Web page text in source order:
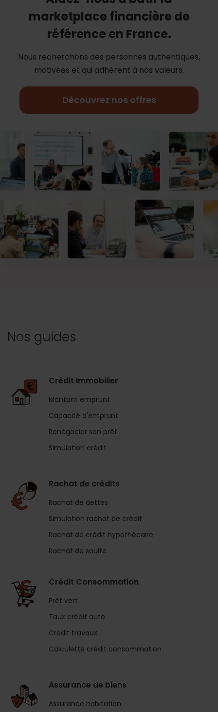
marketplace financière de
référence en France.
Nous recherchons des personnes authentiques,
motivées et qui adhèrent à nos valeurs.
Découvrez nos offres
Nos guides
Crédit Immobilier
Montant emprunt
Capacité d'emprunt
Renégocier son prêt
Simulation crédit
Rachat de crédits
Rachat de dettes
Simulation rachat de crédit
Rachat de crédit hypothécaire
Rachat de soulte
Crédit Consommation
Prêt vert
Taux crédit auto
Crédit travaux
Calculette crédit consommation
Assurance de biens
Assurance habitation